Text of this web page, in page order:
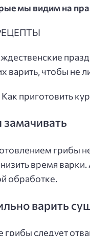
мы видим на
варить, чтобы не
Как приготовить
грибы
время
обработке.
варить
следует